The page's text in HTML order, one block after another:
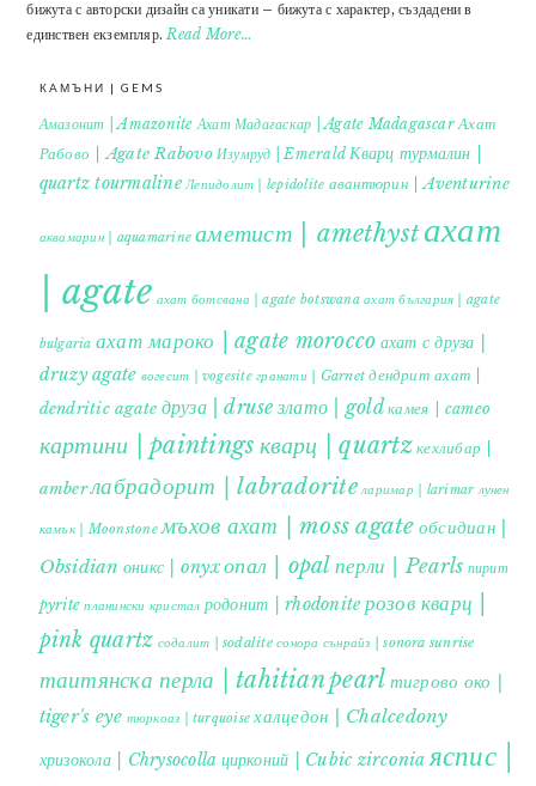
бижута с авторски дизайн са уникати – бижута с характер, създадени в
единствен екземпляр. Read More…
КАМЪНИ | GEMS
Амазонит | Amazonite Ахат Мадагаскар | Agate Madagascar Ахат
Рабово | Agate Rabovo Изумруд | Emerald Кварц турмалин |
quartz tourmaline Лепидолит | lepidolite авантюрин | Aventurine
аквамарин | aquamarine аметист | amethystахат
| agate ахат ботсвана | agate botswana ахат българия | agate
bulgaria ахат мароко | agate morocco ахат с друза |
druzy agate вогесит | vogesite гранати | Garnet дендрит ахат |
dendritic agate друза | druse злато | gold камея | cameo
картини | paintings кварц | quartzкехлибар |
amberлабрадорит | labradorite ларимар | larimar лунен
камък | Moonstone мъхов ахат | moss agate обсидиан |
Obsidian оникс | onyxопал | opal перли | Pearls пирит |
pyrite планински кристал родонит | rhodonite розов кварц |
pink quartz содалит | sodalite сонора сънрайз | sonora sunrise
таитянска перла | tahitian pearl тигрово око |
tiger's eye тюркоаз | turquoise халцедон | Chalcedony
хризокола | Chrysocolla цирконий | Cubic zirconia яспис |